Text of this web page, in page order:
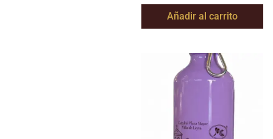
Añadir al carrito